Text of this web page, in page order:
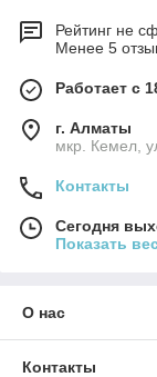
Рейтинг не
Менее 5
Работает с
г. Алматы
мкр. Кемел,
Контакты
Сегодня
Показать
О нас
Контакты